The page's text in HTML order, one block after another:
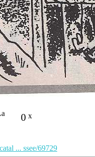
0 x
... ssee/69729